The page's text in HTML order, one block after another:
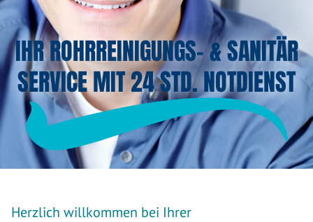
IHR ROHRREINIGUNGS- & SANITÄR
SERVICE MIT 24 STD. NOTDIENST
Herzlich willkommen bei Ihrer